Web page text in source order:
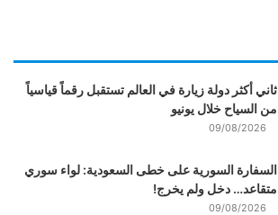
ثاني أكثر دولة زيارة في العالم تستقبل رقماً قياسياً
من السياح خلال يونيو
09/08/2026
السفارة السورية على خطى السعودية: لواء سوري
متقاعد… دخل ولم يخرج!
09/08/2026